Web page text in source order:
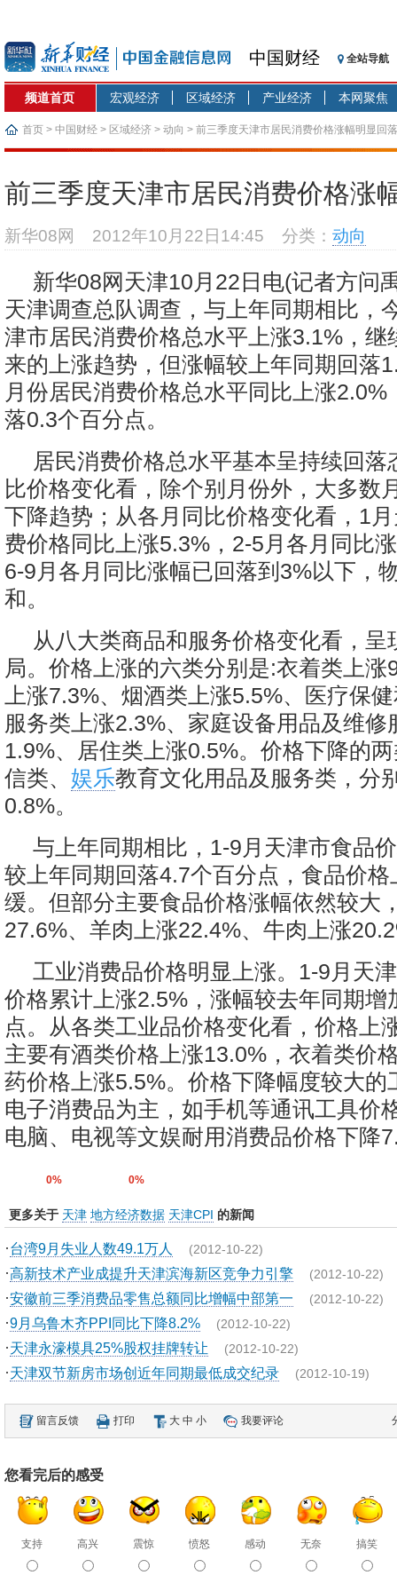
中国财经 全站导航
频道首页 宏观经济 区域经济 产业经济 本网聚焦
首页 > 中国财经 > 区域经济 > 动向 > 前三季度天津市居民消费价格涨幅明显回落
前三季度天津市居民消费价格涨
新华08网 2012年10月22日14:45 分类： 动向
新华08网天津10月22日电(记者方问
天津调查总队调查，与上年同期相比，
津市居民消费价格总水平上涨3.1%，继
来的上涨趋势，但涨幅较上年同期回落
月份居民消费价格总水平同比上涨2.0%
落0.3个百分点。
居民消费价格总水平基本呈持续回落
比价格变化看，除个别月份外，大多数
下降趋势；从各月同比价格变化看，1
费价格同比上涨5.3%，2-5月各月同比
6-9月各月同比涨幅已回落到3%以下，
和。
从八大类商品和服务价格变化看，呈
局。价格上涨的六类分别是:衣着类上涨
上涨7.3%、烟酒类上涨5.5%、医疗保
服务类上涨2.3%、家庭设备用品及维修
1.9%、居住类上涨0.5%。价格下降的
信类、 娱乐教育文化用品及服务类，分
0.8%。
与上年同期相比，1-9月天津市食品
较上年同期回落4.7个百分点，食品价
缓。但部分主要食品价格涨幅依然较大
27.6%、羊肉上涨22.4%、牛肉上涨
工业消费品价格明显上涨。1-9月天
价格累计上涨2.5%，涨幅较去年同期增
点。从各类工业品价格变化看，价格上
主要有酒类价格上涨13.0%，衣着类价
药价格上涨5.5%。价格下降幅度较大的
电子消费品为主，如手机等通讯工具价
电脑、电视等文娱耐用消费品价格下降
0% 0%
更多关于 天津 地方经济数据 天津CPI 的新闻
·台湾9月失业人数49.1万人 (2012-10-22)
·高新技术产业成提升天津滨海新区竞争力引擎 (2012-10-22)
·安徽前三季消费品零售总额同比增幅中部第一 (2012-10-22)
·9月乌鲁木齐PPI同比下降8.2% (2012-10-22)
·天津永濠模具25%股权挂牌转让 (2012-10-22)
·天津双节新房市场创近年同期最低成交纪录 (2012-10-19)
留言反馈 打印 大 中 小 我要评论
您看完后的感受
支持 高兴 震惊 愤怒 感动 无奈 搞笑